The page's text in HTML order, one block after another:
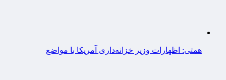
همتی: اظهارات وزیر خزانه‌داری آمریکا با مواضع